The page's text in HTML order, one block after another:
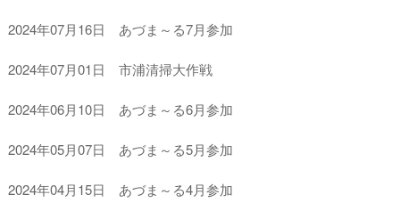
2024年07月16日 あづま～る7月参加
2024年07月01日 市浦清掃大作戦
2024年06月10日 あづま～る6月参加
2024年05月07日 あづま～る5月参加
2024年04月15日 あづま～る4月参加